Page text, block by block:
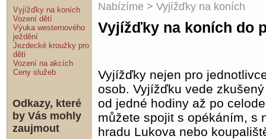
Vyjížďky na koních
Vození dětí
Výuka westernového
ježdění
Jezdecké kroužky pro
děti
Vození na akcích
Ceny služeb
Odkazy, které
by Vás mohly
zaujmout
Nabízíme > Vyjížďky na koních
Vyjížďky na koních do
Vyjížďky nejen pro
osob. Vyjížďku vede
od jedné hodiny až po
můžete spojit s opékáním, s
hradu Lukova nebo